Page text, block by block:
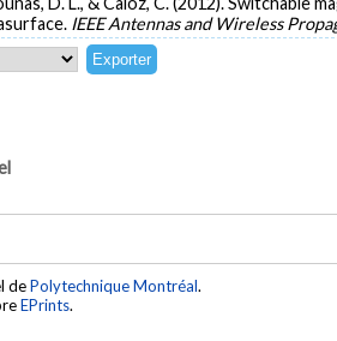
IEEE Antennas and Wireless
dePolytechnique Montréal.
EPrints.